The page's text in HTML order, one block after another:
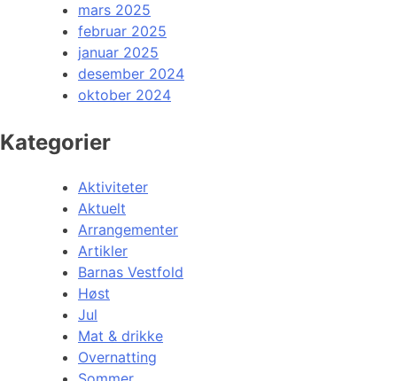
mars 2025
februar 2025
januar 2025
desember 2024
oktober 2024
Kategorier
Aktiviteter
Aktuelt
Arrangementer
Artikler
Barnas Vestfold
Høst
Jul
Mat & drikke
Overnatting